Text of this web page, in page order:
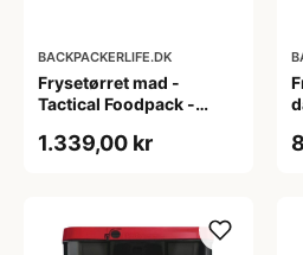
BACKPACKERLIFE.DK
Frysetørret mad -
Tactical Foodpack -
1.339,00 kr